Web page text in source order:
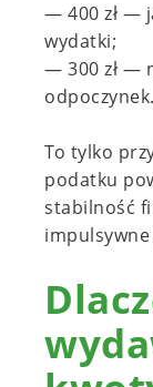
— 400 zł —
wydatki;
— 300 zł —
odpoczynek.
To tylko
podatku
stabilność